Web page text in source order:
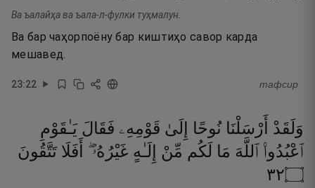
Ва ъалайҳа ва ъала-л-фулки туҳмалун.
Ва бар чаҳорпоёну бар киштиҳо савор карда
мешавед.
23:22 тафсир
وَلَقَدْ أَرْسَلْنَا نُوحًا إِلَىٰ قَوْمِهِۦ فَقَالَ يَـٰقَوْمِ
ٱعْبُدُوا۟ ٱللَّهَ مَا لَكُم مِّنْ إِلَـٰهٍ غَيْرُهُۥٓ ۖ أَفَلَا تَتَّقُونَ
۝٢٣